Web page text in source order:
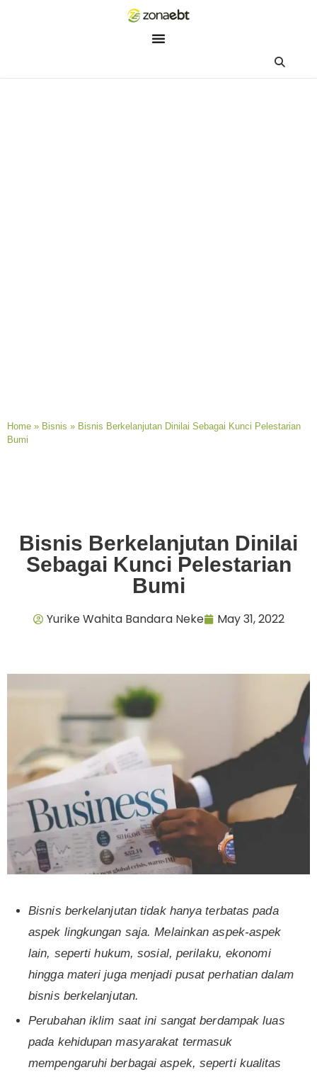
Home » Bisnis » Bisnis Berkelanjutan Dinilai Sebagai Kunci Pelestarian
Bumi
Bisnis Berkelanjutan Dinilai
Sebagai Kunci Pelestarian
Bumi
Yurike Wahita Bandara Neke May 31, 2022
Bisnis berkelanjutan tidak hanya terbatas pada
aspek lingkungan saja. Melainkan aspek-aspek
lain, seperti hukum, sosial, perilaku, ekonomi
hingga materi juga menjadi pusat perhatian dalam
bisnis berkelanjutan.
Perubahan iklim saat ini sangat berdampak luas
pada kehidupan masyarakat termasuk
mempengaruhi berbagai aspek, seperti kualitas